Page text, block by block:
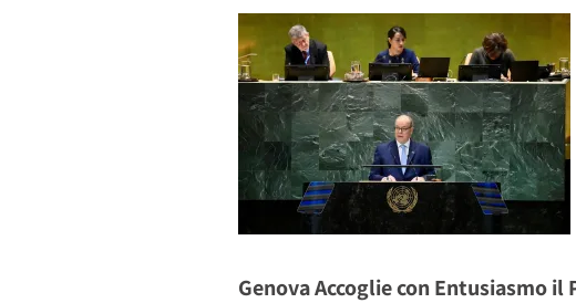
Genova Accoglie con Entusiasmo